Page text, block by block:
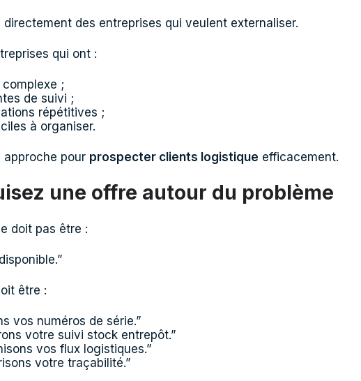
directement des entreprises qui veulent externaliser.
qui ont :
;
de suivi ;
répétitives ;
à organiser.
approche pour prospecter clients logistique efficacement.
une offre autour du problème
doit pas être :
être :
vos numéros de série.”
votre suivi stock entrepôt.”
vos flux logistiques.”
votre traçabilité.”